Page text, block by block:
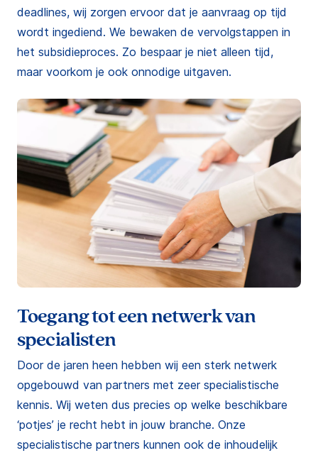
deadlines, wij zorgen ervoor dat je aanvraag op tijd
wordt ingediend. We bewaken de vervolgstappen in
het subsidieproces. Zo bespaar je niet alleen tijd,
maar voorkom je ook onnodige uitgaven.
Toegang tot een netwerk van
specialisten
Door de jaren heen hebben wij een sterk netwerk
opgebouwd van partners met zeer specialistische
kennis. Wij weten dus precies op welke beschikbare
‘potjes’ je recht hebt in jouw branche. Onze
specialistische partners kunnen ook de inhoudelijk